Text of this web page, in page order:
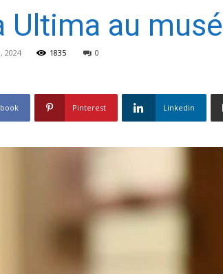
Ultima au
2024 1835 0
Pinterest Linkedin